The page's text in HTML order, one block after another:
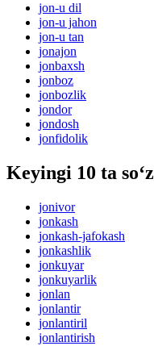
jon-u dil
jon-u jahon
jon-u tan
jonajon
jonbaxsh
jonboz
jonbozlik
jondor
jondosh
jonfidolik
Keyingi 10 ta so‘z
jonivor
jonkash
jonkash-jafokash
jonkashlik
jonkuyar
jonkuyarlik
jonlan
jonlantir
jonlantiril
jonlantirish